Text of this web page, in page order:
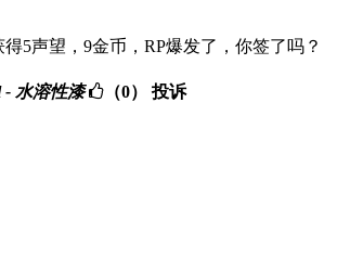
得5声望，9金币，RP爆发了，你签了吗？
- 水溶性漆 （0） 投诉